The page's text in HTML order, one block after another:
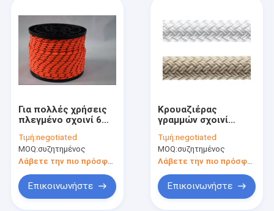
Για πολλές χρήσεις
πλεγμένο σχοινί 6
1/4inch 250Ft για το
πλέοντας σκάφος
Τιμή:negotiated
MOQ:συζητημένος
Λάβετε την πιο πρόσφατη τιμή
Επικοινωνήστε
Κρουαζιέρας
γραμμών σχοινί
πολυεστέρα γιοτ
πλεγμένο διπλάσιο
με τον πυρήνα 12
κοτσίδων
Τιμή:negotiated
MOQ:συζητημένος
Επικοινωνήστε